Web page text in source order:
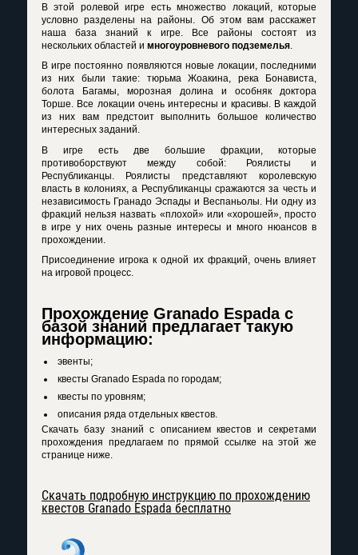
В этой ролевой игре есть множество локаций, которые
условно разделены на районы. Об этом вам расскажет
наша база знаний к игре. Все районы состоят из
нескольких областей и многоуровневого подземелья
В игре постоянно появляются новые локации, последними
из них были такие: тюрьма Жоакина, река Бонависта,
болота Багамы, морозная долина и особняк доктора
Торше. Все локации очень интересны и красивы. В каждой
из них вам предстоит выполнить большое количество
интересных заданий.
В игре есть две большие фракции, которые
противоборствуют между собой: Роялисты и
Республиканцы. Роялисты представляют королевскую
власть в колониях, а Республиканцы сражаются за честь и
независимость Гранадо Эспады и Веспаньолы. Ни одну из
фракций нельзя назвать «плохой» или «хорошей», просто
в игре у них очень разные интересы и много нюансов в
прохождении.
Присоединение игрока к одной их фракций, очень влияет
на игровой процесс.
Прохождение Granado Espada с
базой знаний предлагает такую
информацию:
эвенты;
квесты Granado Espada по городам;
квесты по уровням;
описания ряда отдельных квестов.
Скачать базу знаний с описанием квестов и секретами
прохождения предлагаем по прямой ссылке на этой же
странице ниже.
Скачать подробную инструкцию по прохождению
квестов Granado Espada бесплатно